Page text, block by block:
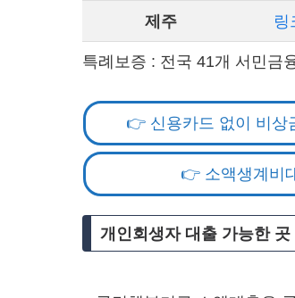
제주
링
특례보증 : 전국 41개 서민금
👉 신용카드 없이 비상
👉 소액생계비
개인회생자 대출 가능한